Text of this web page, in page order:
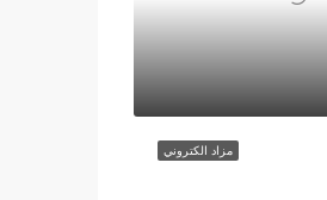
مزاد الكتروني